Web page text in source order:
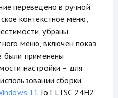
переведено в ручной
контекстное меню,
убраны
меню, включен показ
были применены
настройки – для
сборки.
11 IoT LTSC 24H2